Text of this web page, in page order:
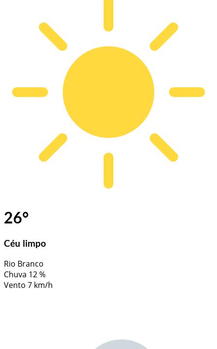
26°
Céu limpo
Rio Branco
Chuva 12 %
Vento 7 km/h